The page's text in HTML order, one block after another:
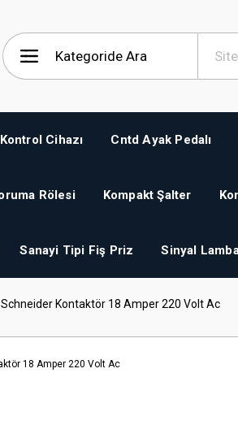
Cihazı Cntd Ayak Pedalı
Rölesi Kompakt Şalter
Sanayi Tipi Fiş Priz Sinyal
Schneider Kontaktör 18 Amper 220 Volt Ac